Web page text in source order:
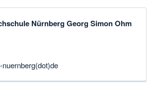
Nürnberg Georg Simon Ohm
nuernberg(dot)de